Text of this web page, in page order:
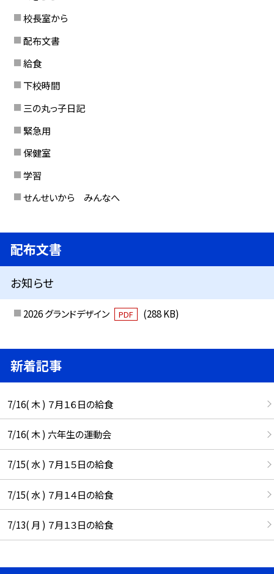
校長室から
配布文書
給食
下校時間
三の丸っ子日記
緊急用
保健室
学習
せんせいから みんなへ
配布文書
お知らせ
2026 グランドデザイン PDF (288 KB)
新着記事
7/16( 木 ) ７月１６日の給食
7/16( 木 ) 六年生の運動会
7/15( 水 ) ７月１５日の給食
7/15( 水 ) ７月１４日の給食
7/13( 月 ) ７月１３日の給食